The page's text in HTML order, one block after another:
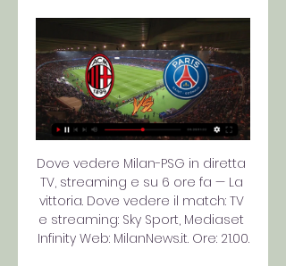
Dove vedere Milan-PSG in diretta
TV, streaming e su 6 ore fa — La
vittoria. Dove vedere il match: TV
e streaming: Sky Sport, Mediaset
Infinity Web: MilanNews.it. Ore: 21.00.